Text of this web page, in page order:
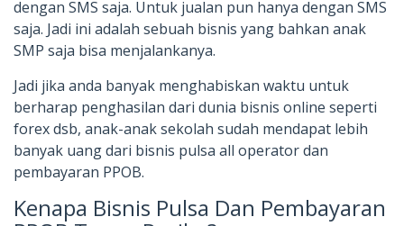
dengan SMS saja. Untuk jualan pun hanya dengan SMS
saja. Jadi ini adalah sebuah bisnis yang bahkan anak
SMP saja bisa menjalankanya.
Jadi jika anda banyak menghabiskan waktu untuk
berharap penghasilan dari dunia bisnis online seperti
forex dsb, anak-anak sekolah sudah mendapat lebih
banyak uang dari bisnis pulsa all operator dan
pembayaran PPOB.
Kenapa Bisnis Pulsa Dan Pembayaran